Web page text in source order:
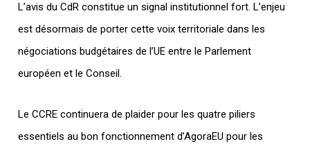
L’avis du CdR constitue un signal institutionnel fort. L’enjeu
est désormais de porter cette voix territoriale dans les
négociations budgétaires de l’UE entre le Parlement
européen et le Conseil.
Le CCRE continuera de plaider pour les quatre piliers
essentiels au bon fonctionnement d’AgoraEU pour les